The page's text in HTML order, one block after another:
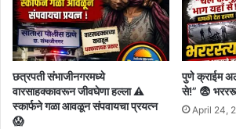
छत्रपती संभाजीनगरमध्ये
वारसाहक्कावरून जीवघेणा हल्ला ⚠️
स्कार्फने गळा आवळून संपवायचा प्रयत्न
😱
पुणे क्राईम
से!” 😨
April 24,